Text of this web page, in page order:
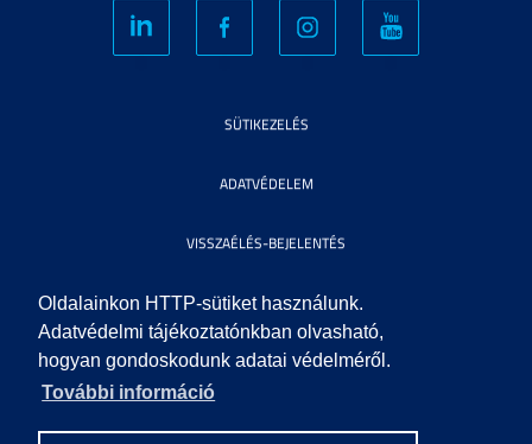
Oldalainkon HTTP-sütiket használunk.
Adatvédelmi tájékoztatónkban olvasható,
hogyan gondoskodunk adatai védelméről.
További információ
SÜTIKEZELÉS
ADATVÉDELEM
VISSZAÉLÉS-BEJELENTÉS
KÖZÉRDEKŰ ADATOK
IMPRESSZUM